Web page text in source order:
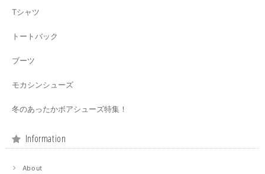
Tシャツ
トートバック
ブーツ
モカシンシューズ
冬のあったかボアシューズ特集！
Information
About